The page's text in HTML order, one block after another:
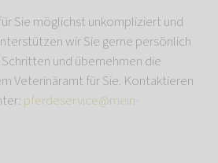
Sie möglichst unkompliziert und
wir Sie gerne persönlich
und übernehmen die
Veterinäramt für Sie. Kontaktieren
pferdeservice@mein-